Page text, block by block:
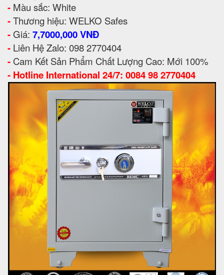
- Màu sắc: White
-Thương hiệu: WELKO Safes
- Giá: 7,7000,000 VNĐ
- Liên Hệ Zalo: 098 2770404
- Cam Kết Sản Phẩm Chất Lượng Cao: Mới 100%
- Hotline International 24/7: 0084 98 2770404